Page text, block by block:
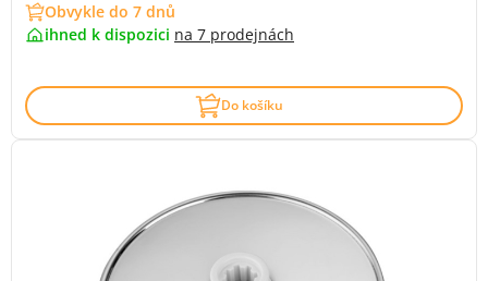
Obvykle do 7 dnů
ihned k dispozici na 7 prodejnách
Do košíku